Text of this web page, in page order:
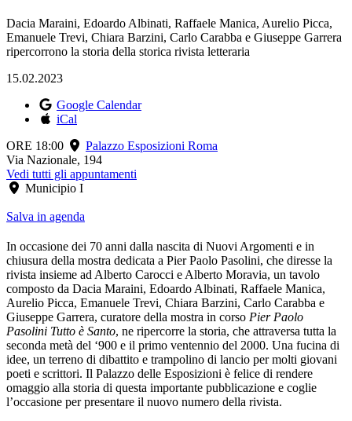
Dacia Maraini, Edoardo Albinati, Raffaele Manica, Aurelio Picca,
Emanuele Trevi, Chiara Barzini, Carlo Carabba e Giuseppe Garrera
ripercorrono la storia della storica rivista letteraria
15.02.2023
Google Calendar
iCal
ORE 18:00
Palazzo Esposizioni Roma
Via Nazionale, 194
Vedi tutti gli appuntamenti
Municipio I
Salva in agenda
In occasione dei 70 anni dalla nascita di Nuovi Argomenti e in
chiusura della mostra dedicata a Pier Paolo Pasolini, che diresse la
rivista insieme ad Alberto Carocci e Alberto Moravia, un tavolo
composto da Dacia Maraini, Edoardo Albinati, Raffaele Manica,
Aurelio Picca, Emanuele Trevi, Chiara Barzini, Carlo Carabba e
Giuseppe Garrera, curatore della mostra in corso Pier Paolo
Pasolini Tutto è Santo, ne ripercorre la storia, che attraversa tutta la
seconda metà del ‘900 e il primo ventennio del 2000. Una fucina di
idee, un terreno di dibattito e trampolino di lancio per molti giovani
poeti e scrittori. Il Palazzo delle Esposizioni è felice di rendere
omaggio alla storia di questa importante pubblicazione e coglie
l’occasione per presentare il nuovo numero della rivista.